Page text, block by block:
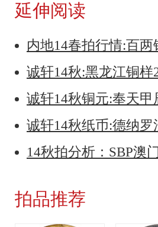
延伸阅读
内地14春拍行情:百
诚轩14秋:黑龙江铜
诚轩14秋铜元:奉天
诚轩14秋纸币:德纳
14秋拍分析：SBP澳
拍品推荐